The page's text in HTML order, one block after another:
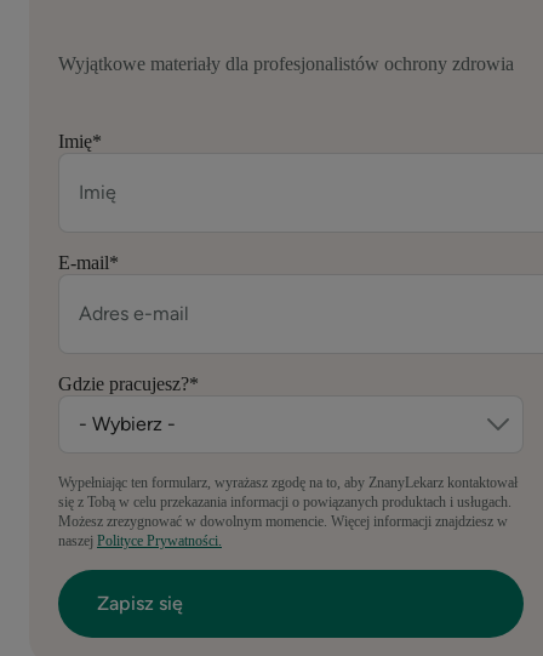
Wyjątkowe materiały dla profesjonalistów ochrony zdrowia
Imię*
E-mail*
Gdzie pracujesz?*
Wypełniając ten formularz, wyrażasz zgodę na to, aby ZnanyLekarz kontaktował
się z Tobą w celu przekazania informacji o powiązanych produktach i usługach.
Możesz zrezygnować w dowolnym momencie. Więcej informacji znajdziesz w
naszej Polityce Prywatności.